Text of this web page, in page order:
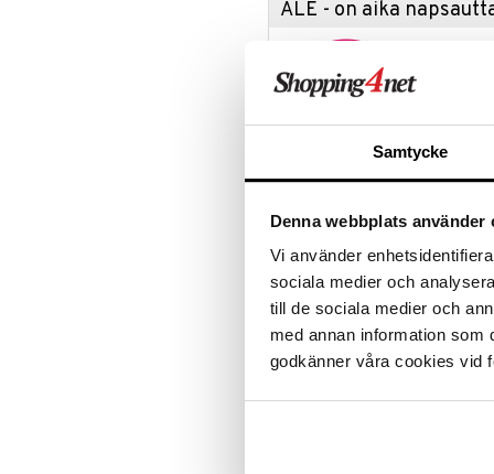
Samtycke
Denna webbplats använder
Vi använder
sociala medier och
till de sociala medier och
med annan information som
godkänner våra cookies vid
ALE - on aika
Tuotetieto
Iris Hantverkin kasvoharja
puhdistusvoiteen kanssa
käyttää pyörivin liikkein, välttäen
Materiaali: Öljytty tammi/
Koko: Pituus: 17,5 cm,